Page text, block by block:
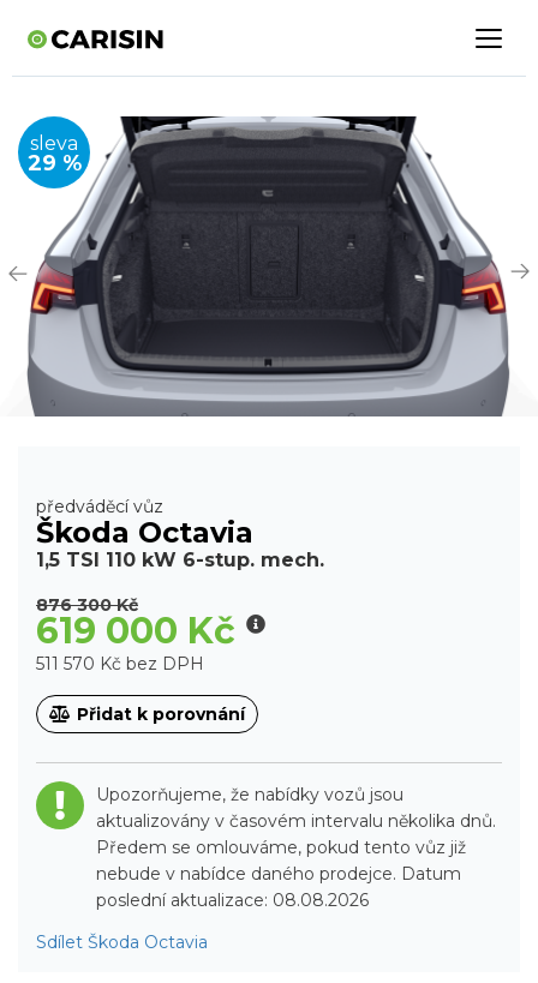
sleva
29 %
předváděcí vůz
Škoda Octavia
1,5 TSI 110 kW 6-stup. mech.
876 300 Kč
619 000 Kč
511 570 Kč bez DPH
Přidat k porovnání
Upozorňujeme, že nabídky vozů jsou
aktualizovány v časovém intervalu několika dnů.
Předem se omlouváme, pokud tento vůz již
nebude v nabídce daného prodejce. Datum
poslední aktualizace: 08.08.2026
Sdílet Škoda Octavia